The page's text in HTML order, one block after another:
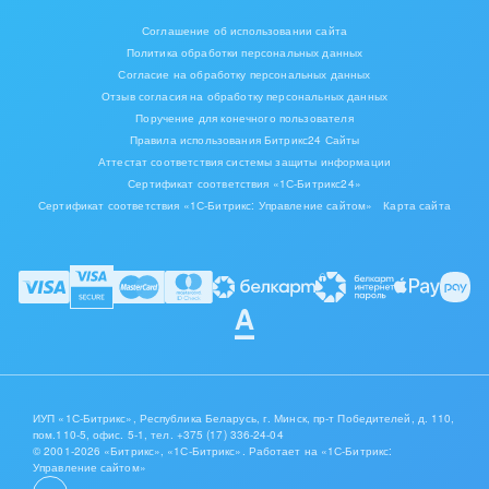
Соглашение об использовании сайта
Политика обработки персональных данных
Согласие на обработку персональных данных
Отзыв согласия на обработку персональных данных
Поручение для конечного пользователя
Правила использования Битрикс24 Сайты
Аттестат соответствия системы защиты информации
Сертификат соответствия «1С-Битрикс24»
Сертификат соответствия «1С-Битрикс: Управление сайтом»
Карта сайта
ИУП «1С-Битрикс», Республика Беларусь, г. Минск, пр-т Победителей, д. 110,
пом.110-5, офис. 5-1,тел. +375 (17) 336-24-04
© 2001-2026 «Битрикс», «1С-Битрикс». Работает на «1С-Битрикс:
Управление сайтом»